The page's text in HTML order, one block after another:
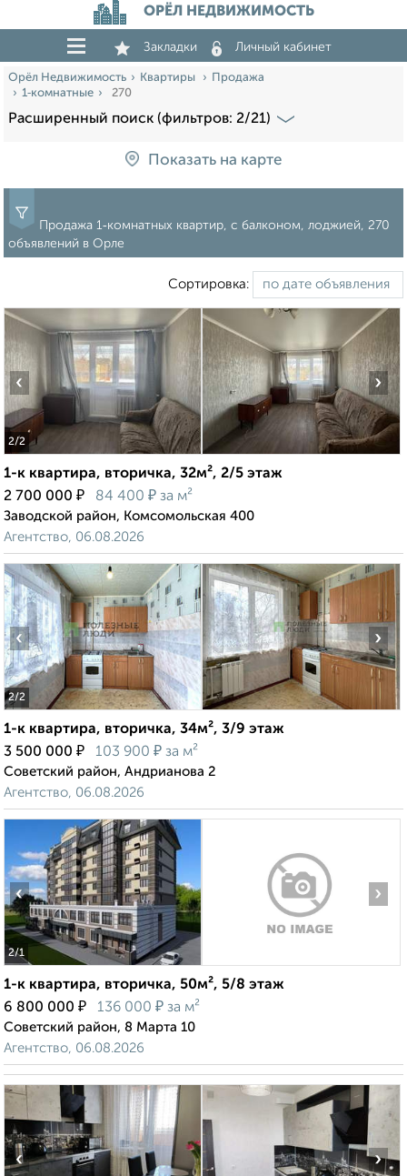
ОРЁЛ НЕДВИЖИМОСТЬ
Закладки Личный кабинет
Орёл Недвижимость Квартиры
Продажа
1‑комнатные
270
Расширенный поиск (фильтров: 2/21)
Показать на карте
Продажа 1‑комнатных квартир, с балконом, лоджией, 270
объявлений в Орле
Сортировка:
2/2
‹ ›
1-к квартира, вторичка, 32м², 2/5 этаж
2 700 000 ₽ 84 400 ₽ за м²
Заводской район, Комсомольская 400
Агентство, 06.08.2026
2/2
‹ ›
1-к квартира, вторичка, 34м², 3/9 этаж
3 500 000 ₽ 103 900 ₽ за м²
Советский район, Андрианова 2
Агентство, 06.08.2026
2/1
‹ ›
1-к квартира, вторичка, 50м², 5/8 этаж
6 800 000 ₽ 136 000 ₽ за м²
Советский район, 8 Марта 10
Агентство, 06.08.2026
‹ ›